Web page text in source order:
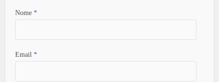
Nome*
Email*